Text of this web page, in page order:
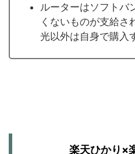
ルーターはソフトバ
くないものが支給さ
光以外は自身で購入
楽天ひかり×